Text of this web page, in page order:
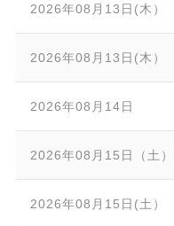
2026年08月13日(木）
2026年08月13日(木）
2026年08月14日
2026年08月15日（土）
2026年08月15日(土）